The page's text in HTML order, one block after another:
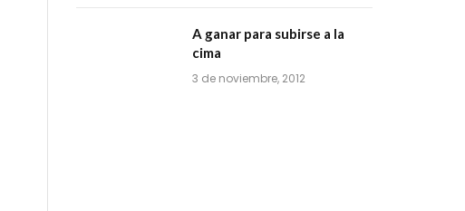
A ganar para subirse a la
cima
3 de noviembre, 2012